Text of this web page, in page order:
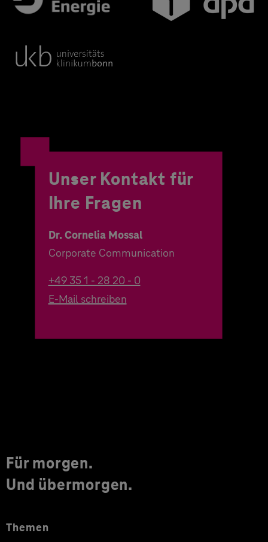
Unser Kontakt für
Ihre Fragen
Dr. Cornelia Mossal
Corporate Communication
+49 35 1 - 28 20 - 0
E-Mail schreiben
Für morgen.
Und übermorgen.
Themen